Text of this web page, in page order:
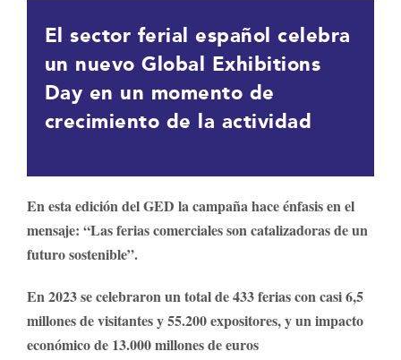
El sector ferial español celebra
un nuevo Global Exhibitions
Day en un momento de
crecimiento de la actividad
En esta edición del GED la campaña hace énfasis en el
mensaje: “Las ferias comerciales son catalizadoras de un
futuro sostenible”.
En 2023 se celebraron un total de 433 ferias con casi 6,5
millones de visitantes y 55.200 expositores, y un impacto
económico de 13.000 millones de euros